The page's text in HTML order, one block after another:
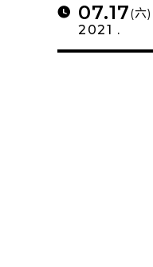
07.17(六)
2021 .